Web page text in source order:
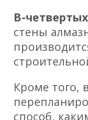
В-
стены
Кроме того,
способ,